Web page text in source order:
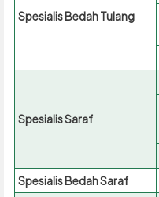
Spesialis Bedah Tulang
Spesialis Saraf
Spesialis Bedah Saraf